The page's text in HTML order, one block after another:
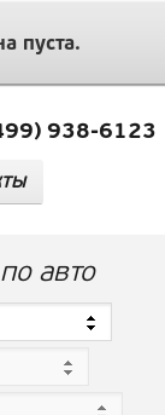
пуста.
938-6123
авто